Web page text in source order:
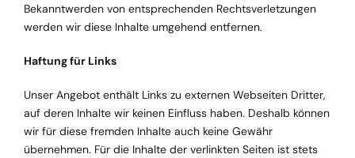
Bekanntwerden von entsprechenden Rechtsverletzungen
werden wir diese Inhalte umgehend entfernen.
Haftung für Links
Unser Angebot enthält Links zu externen Webseiten Dritter,
auf deren Inhalte wir keinen Einfluss haben. Deshalb können
wir für diese fremden Inhalte auch keine Gewähr
übernehmen. Für die Inhalte der verlinkten Seiten ist stets